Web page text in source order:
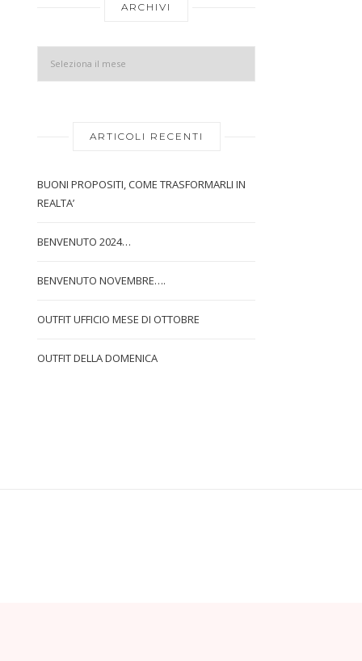
ARCHIVI
ARTICOLI RECENTI
BUONI PROPOSITI, COME TRASFORMARLI IN
REALTA’
BENVENUTO 2024…
BENVENUTO NOVEMBRE….
OUTFIT UFFICIO MESE DI OTTOBRE
OUTFIT DELLA DOMENICA